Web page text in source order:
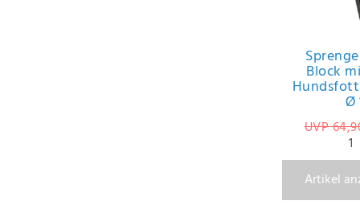
Block
Ø
UVP
1
Artikel